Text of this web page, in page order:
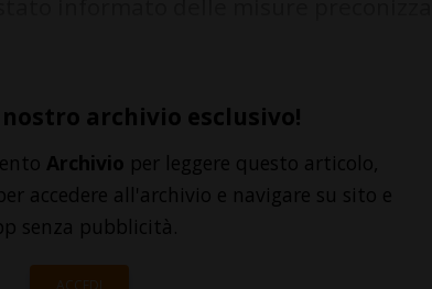
nostro archivio esclusivo!
Archivio per leggere questo articolo,
accedere all'archivio e navigare su sito e
senza pubblicità.
ACCEDI